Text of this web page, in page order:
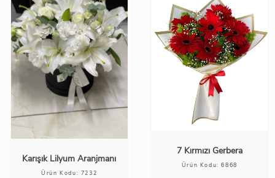
Karışık Lilyum Aranjmanı
Ürün Kodu: 7232
7 Kırmızı Gerbera
Ürün Kodu: 6868